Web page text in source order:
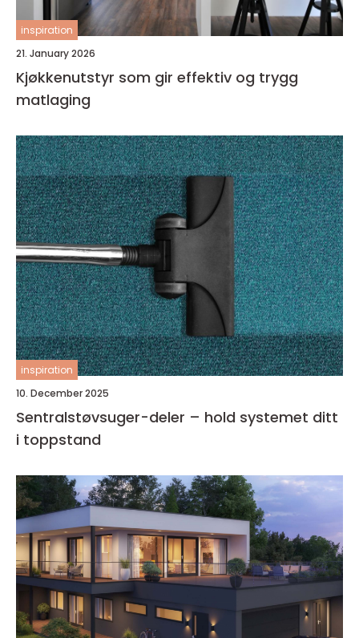
inspiration
21. January 2026
Kjøkkenutstyr som gir effektiv og trygg
matlaging
inspiration
10. December 2025
Sentralstøvsuger-deler – hold systemet ditt
i toppstand